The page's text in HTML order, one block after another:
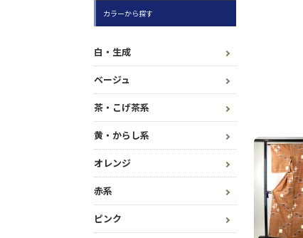
カラーから探す
白・生成
ベージュ
茶・こげ茶系
黄・からし系
オレンジ
赤系
ピンク